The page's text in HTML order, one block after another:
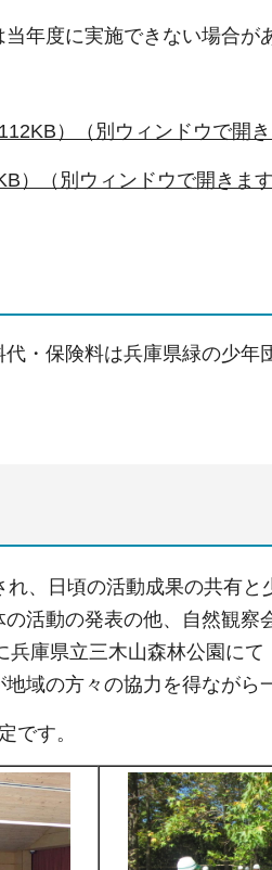
年度に実施できない場合が
）（別ウィンドウで開き
）（別ウィンドウで開きます
・保険料は兵庫県緑の少年
、日頃の活動成果の共有
活動の発表の他、自然観察
兵庫県立三木山森林公園に
域の方々の協力を得ながら
です。